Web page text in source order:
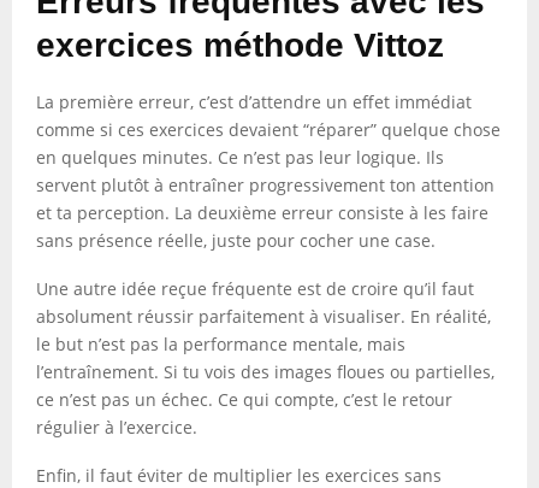
exercices méthode Vittoz
La première erreur, c’est d’attendre un effet immédiat
comme si ces exercices devaient “réparer” quelque chose
en quelques minutes. Ce n’est pas leur logique. Ils
servent plutôt à entraîner progressivement ton attention
et ta perception. La deuxième erreur consiste à les faire
sans présence réelle, juste pour cocher une case.
Une autre idée reçue fréquente est de croire qu’il faut
absolument réussir parfaitement à visualiser. En réalité,
le but n’est pas la performance mentale, mais
l’entraînement. Si tu vois des images floues ou partielles,
ce n’est pas un échec. Ce qui compte, c’est le retour
régulier à l’exercice.
Enfin, il faut éviter de multiplier les exercices sans